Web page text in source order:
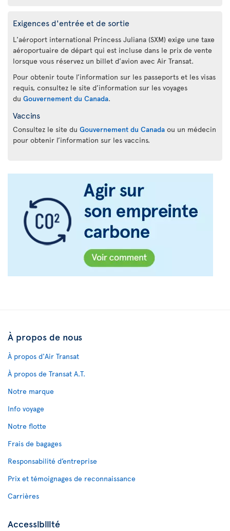
Exigences d'entrée et de sortie
L'aéroport international Princess Juliana (SXM) exige une taxe
aéroportuaire de départ qui est incluse dans le prix de vente
lorsque vous réservez un billet d’avion avec Air Transat.
Pour obtenir toute l’information sur les passeports et les visas
requis, consultez le site d’information sur les voyages
du Gouvernement du Canada.
Vaccins
Consultez le site du Gouvernement du Canada ou un médecin
pour obtenir l’information sur les vaccins.
À propos de nous
À propos d'Air Transat
À propos de Transat A.T.
Notre marque
Info voyage
Notre flotte
Frais de bagages
Responsabilité d’entreprise
Prix et témoignages de reconnaissance
Carrières
Accessibilité